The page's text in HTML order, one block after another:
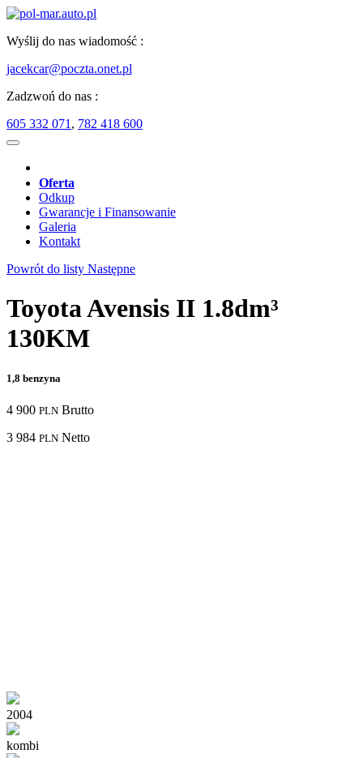
Wyślij do nas wiadomość :
jacekcar@poczta.onet.pl
Zadzwoń do nas :
605 332 071 , 782 418 600
Oferta
Odkup
Gwarancje i Finansowanie
Galeria
Kontakt
Powrót do listy Następne
Toyota Avensis II 1.8dm³
130KM
1,8 benzyna
4 900 PLN Brutto
3 984 PLN Netto
2004
kombi